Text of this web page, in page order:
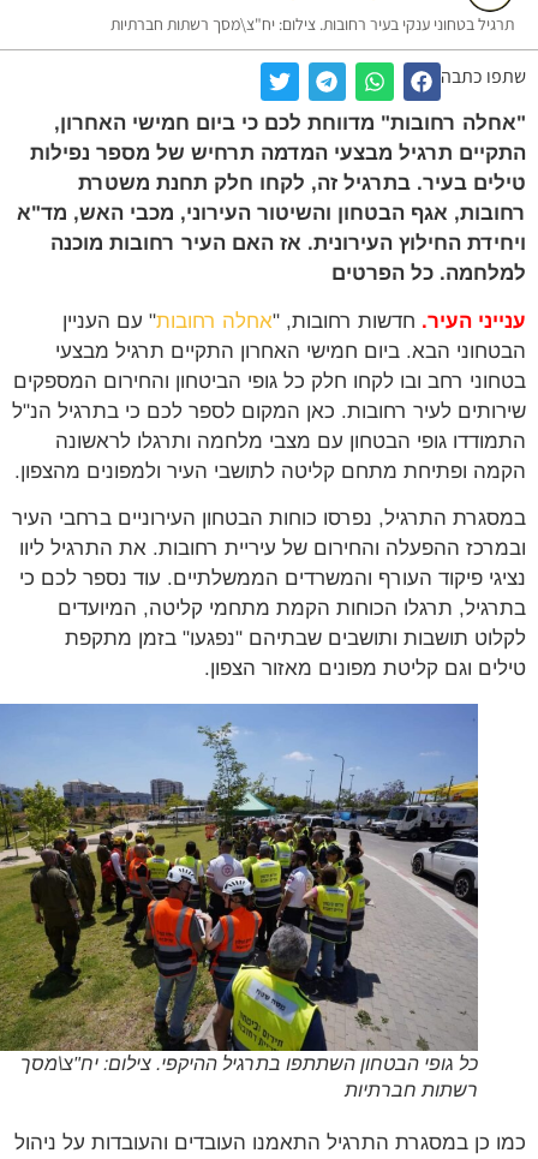
בטחוני ענקי בעיר רחובות. צילום: יח"צ\מסך רשתות חברתיות
כתבה
רחובות" מדווחת לכם כי ביום חמישי האחרון,
תרגיל מבצעי המדמה תרחיש של מספר נפילות
בעיר. בתרגיל זה, לקחו חלק תחנת משטרת
אגף הבטחון והשיטור העירוני, מכבי האש, מד"א
החילוץ העירונית. אז האם העיר רחובות מוכנה
כל הפרטים
העיר.חדשות רחובות, "אחלה רחובות" עם העניין
הבא. ביום חמישי האחרון התקיים תרגיל מבצעי
רחב ובו לקחו חלק כל גופי הביטחון והחירום המספקים
לעיר רחובות. כאן המקום לספר לכם כי בתרגיל הנ"ל
גופי הבטחון עם מצבי מלחמה ותרגלו לראשונה
ופתיחת מתחם קליטה לתושבי העיר ולמפונים מהצפון.
התרגיל, נפרסו כוחות הבטחון העירוניים ברחבי העיר
ההפעלה והחירום של עיריית רחובות. את התרגיל ליוו
פיקוד העורף והמשרדים הממשלתיים. עוד נספר לכם כי
תרגלו הכוחות הקמת מתחמי קליטה, המיועדים
תושבות ותושבים שבתיהם "נפגעו" בזמן מתקפת
וגם קליטת מפונים מאזור הצפון.
כל גופי הבטחון השתתפו בתרגיל ההיקפי. צילום: יח"צ\מסך
רשתות חברתיות
כן במסגרת התרגיל התאמנו העובדים והעובדות על ניהול